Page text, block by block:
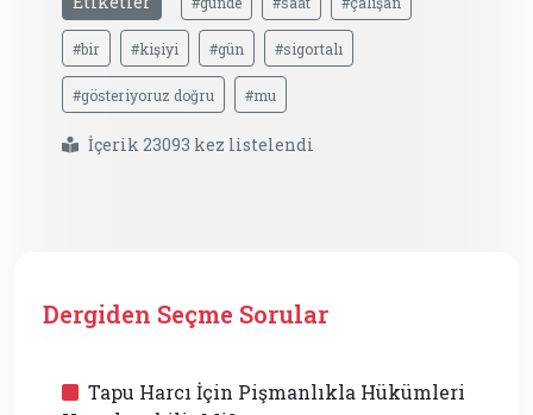
#bir #kişiyi #gün #sigortalı
#gösteriyoruz doğru #mu
İçerik 23093 kez listelendi
Dergiden Seçme Sorular
Tapu Harcı İçin Pişmanlıkla Hükümleri